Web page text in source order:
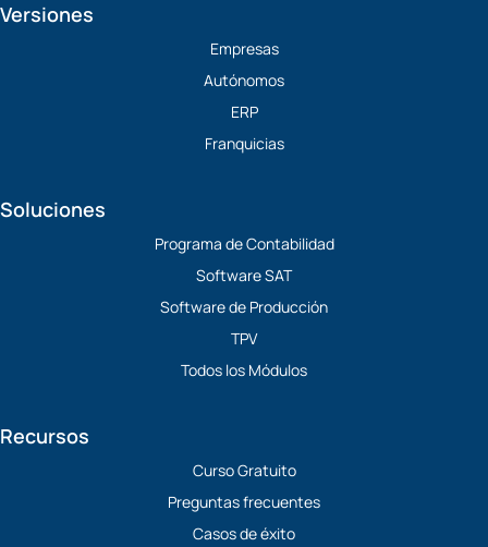
d
i
n
t
t
e
Versiones
Empresas
Autónomos
ERP
Franquicias
Soluciones
Programa de Contabilidad
Software SAT
Software de Producción
TPV
Todos los Módulos
Recursos
Curso Gratuito
Preguntas frecuentes
Casos de éxito